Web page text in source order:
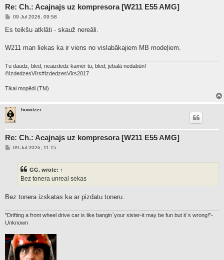
Re: Ch.: Acajnajs uz kompresora [W211 E55 AMG]
P
s
09 Jul 2026, 09:58
Es teikšu atklāti - skauž nereāli.
W211 man liekas ka ir viens no vislabākajiem MB modeļiem.
Tu daudz, bled, neaizdedz kamēr tu, bled, jebalā nedabūn!
©IzdedzesVīrs#IzdedzesVīrs2017
Tikai mopēdi (TM)
howitzer
Re: Ch.: Acajnajs uz kompresora [W211 E55 AMG]
P09 Jul 2026, 11:15
GG. wrote: ↑
Bez tonera unreal sekas
Bez tonera izskatas ka ar pizdatu toneru.
"Drifting a front wheel drive car is like bangin`your sister-it may be fun but it`s wrong!"-
Unknown